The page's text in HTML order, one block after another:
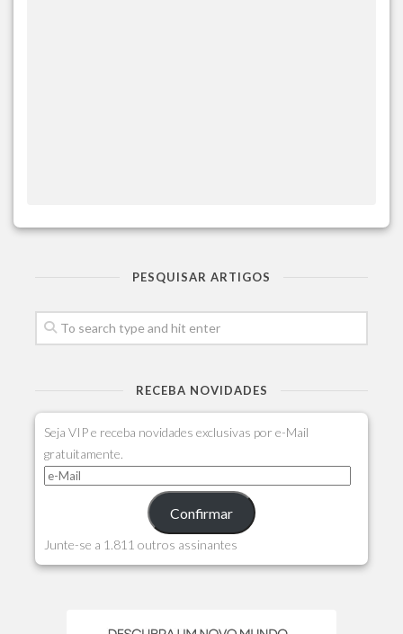
PESQUISAR ARTIGOS
RECEBA NOVIDADES
Seja VIP e receba novidades exclusivas por e-Mail
gratuitamente.
Confirmar
Junte-se a 1.811 outros assinantes